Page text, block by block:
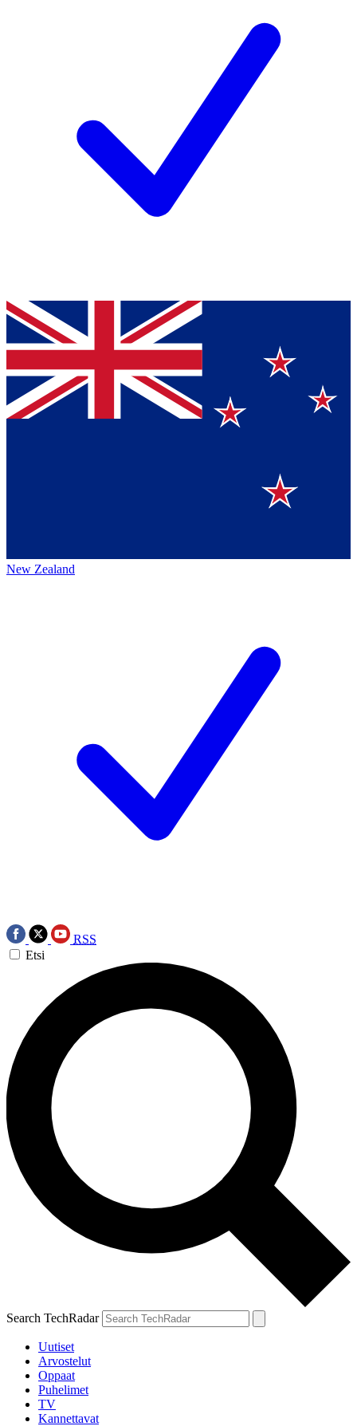
New Zealand
RSS
Etsi
Search TechRadar
Uutiset
Arvostelut
Oppaat
Puhelimet
TV
Kannettavat